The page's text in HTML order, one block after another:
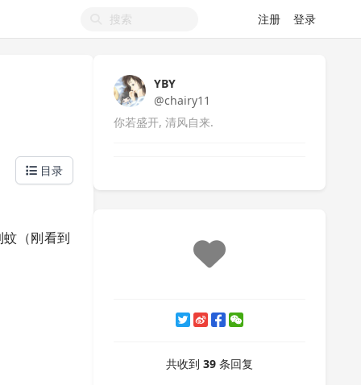
注册 登录
目录
（刚看到
YBY
@chairy11
你若盛开, 清风自来.
共收到 39 条回复